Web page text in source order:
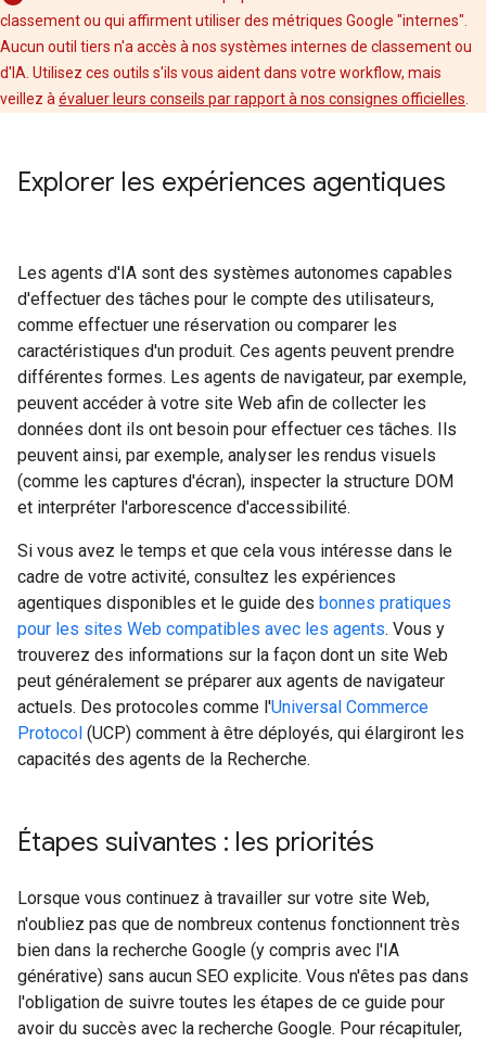
classement ou qui affirment utiliser des métriques Google "internes".
Aucun outil tiers n'a accès à nos systèmes internes de classement ou
d'IA. Utilisez ces outils s'ils vous aident dans votre workflow, mais
veillez à évaluer leurs conseils par rapport à nos consignes officielles
Explorer les expériences agentiques
Les agents d'IA sont des systèmes autonomes capables
d'effectuer des tâches pour le compte des utilisateurs,
comme effectuer une réservation ou comparer les
caractéristiques d'un produit. Ces agents peuvent prendre
différentes formes. Les agents de navigateur, par exemple,
peuvent accéder à votre site Web afin de collecter les
données dont ils ont besoin pour effectuer ces tâches. Ils
peuvent ainsi, par exemple, analyser les rendus visuels
(comme les captures d'écran), inspecter la structure DOM
et interpréter l'arborescence d'accessibilité.
Si vous avez le temps et que cela vous intéresse dans le
cadre de votre activité, consultez les expériences
agentiques disponibles et le guide des bonnes pratiques
pour les sites Web compatibles avec les agents. Vous y
trouverez des informations sur la façon dont un site Web
peut généralement se préparer aux agents de navigateur
actuels. Des protocoles comme l'Universal Commerce
Protocol (UCP) comment à être déployés, qui élargiront les
capacités des agents de la Recherche.
Étapes suivantes : les priorités
Lorsque vous continuez à travailler sur votre site Web,
n'oubliez pas que de nombreux contenus fonctionnent très
bien dans la recherche Google (y compris avec l'IA
générative) sans aucun SEO explicite. Vous n'êtes pas dans
l'obligation de suivre toutes les étapes de ce guide pour
avoir du succès avec la recherche Google. Pour récapituler,